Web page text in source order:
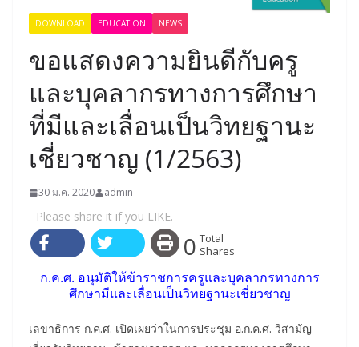
DOWNLOAD EDUCATION NEWS
ขอแสดงความยินดีกับครู
และบุคลากรทางการศึกษา
ที่มีและเลื่อนเป็นวิทยฐานะ
เชี่ยวชาญ (1/2563)
30 ม.ค. 2020 admin
Please share it if you LIKE.
0 Total
Shares
ก.ค.ศ. อนุมัติให้ข้าราชการครูและบุคลากรทางการ
ศึกษามีและเลื่อนเป็นวิทยฐานะเชี่ยวชาญ
เลขาธิการ ก.ค.ศ. เปิดเผยว่าในการประชุม อ.ก.ค.ศ. วิสามัญ